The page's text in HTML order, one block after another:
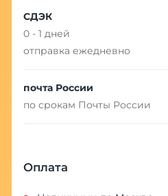
СДЭК
0 - 1 дней
отправка ежедневно
почта России
по срокам Почты России
Оплата